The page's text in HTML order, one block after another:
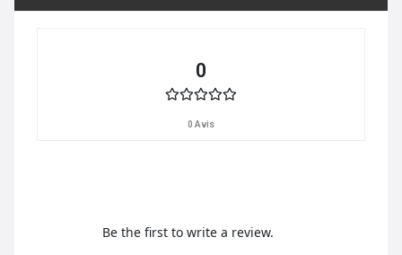
0
0 Avis
Be the first to write a review.